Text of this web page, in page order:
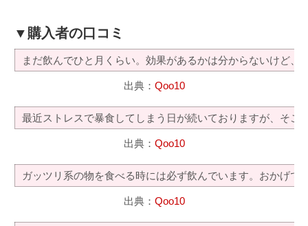
▼購入者の口コミ
まだ飲んでひと月くらい。効果があるかは分からないけど、
出典： Qoo10
最近ストレスで暴食してしまう日が続いておりますが、そ
出典： Qoo10
ガッツリ系の物を食べる時には必ず飲んでいます。おかげ
出典： Qoo10